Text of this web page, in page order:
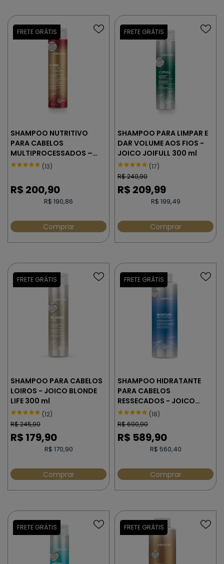
SHAMPOO NUTRITIVO
PARA CABELOS
MULTIPROCESSADOS –
JOICO K-PAK COLOR
(13)
R$ 200,90
R$ 190,86
Comprar
SHAMPOO PARA LIMPAR E
DAR VOLUME AOS FIOS -
JOICO JOIFULL 300 ml
(17)
R$240,90
R$ 209,99
R$ 199,49
Comprar
SHAMPOO PARA CABELOS
LOIROS - JOICO BLONDE
LIFE 300 ml
(12)
R$245,90
R$ 179,90
R$ 170,90
Comprar
SHAMPOO HIDRATANTE
PARA CABELOS
RESSECADOS - JOICO
MOISTURE RECOVERY 1000
ml
(18)
R$690,90
R$ 589,90
R$ 560,40
Comprar